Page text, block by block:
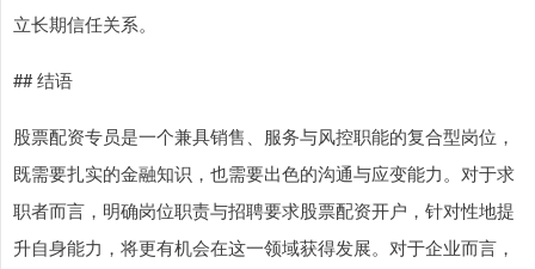
立长期信任关系。
## 结语
股票配资专员是一个兼具销售、服务与风控职能的复合型岗位，
既需要扎实的金融知识，也需要出色的沟通与应变能力。对于求
职者而言，明确岗位职责与招聘要求股票配资开户，针对性地提
升自身能力，将更有机会在这一领域获得发展。对于企业而言，